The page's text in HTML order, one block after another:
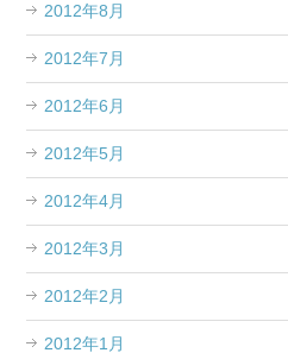
2012年8月
2012年7月
2012年6月
2012年5月
2012年4月
2012年3月
2012年2月
2012年1月